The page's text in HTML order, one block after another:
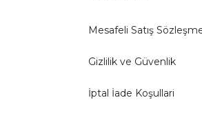
Mesafeli Satış
Gizlilik ve Güvenlik
İptal İade Koşullari